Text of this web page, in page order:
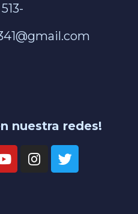
nuestra redes!